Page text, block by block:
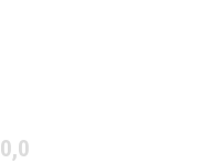
0,0